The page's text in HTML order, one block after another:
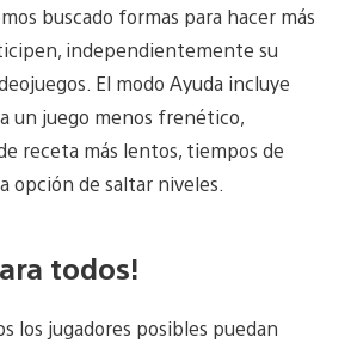
buscado formas para hacer más
independientemente su
El modo Ayuda incluye
un juego menos frenético,
receta más lentos, tiempos de
opción de saltar niveles.
todos!
los jugadores posibles puedan